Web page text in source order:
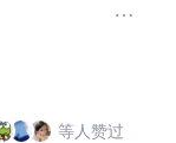
等人赞过